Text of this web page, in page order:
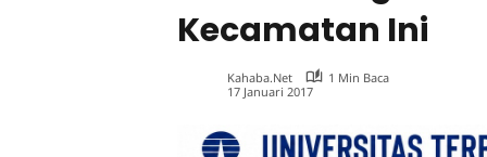
Kecamatan Ini
Kahaba.net
1 Min Baca
17 Januari 2017